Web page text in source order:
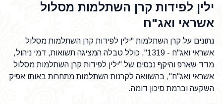
ילין לפידות קרן השתלמות מסלול
אשראי ואג"ח
נתונים על קרן השתלמות "ילין לפידות קרן השתלמות מסלול
אשראי ואג"ח - 1319", כולל טבלה המציגה תשואות, דמי ניהול,
מדד שארפ והיקף נכסים של "ילין לפידות קרן השתלמות מסלול
אשראי ואג"ח", בהשוואה לקרנות השתלמות מתחרות באותו אפיק
השקעה וברמת סיכון דומה.